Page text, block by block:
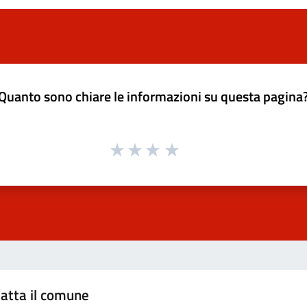
sono chiare le informazioni su questa
il comune